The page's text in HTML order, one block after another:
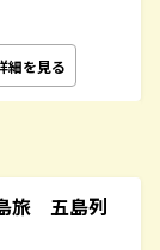
細を見る
旅 五島列